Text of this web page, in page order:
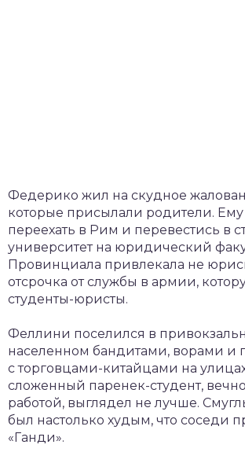
Федерико жил на скудное
которые присылали родители.
переехать в Рим и перевестись в
университет на юридический
Провинциала привлекала не
отсрочка от службы в армии,
студенты-юристы.
Феллини поселился в
населенном бандитами, ворами и
с торговцами-китайцами на
сложенный паренек-студент,
работой, выглядел не лучше.
был настолько худым, что соседи
«Ганди».